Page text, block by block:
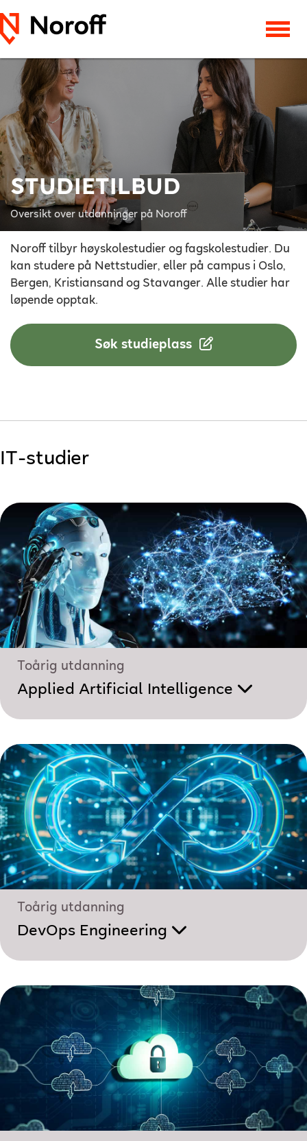
STUDIETILBUD
Oversikt over utdanninger på Noroff
Noroff tilbyr høyskolestudier og fagskolestudier. Du
kan studere på Nettstudier, eller på campus i Oslo,
Bergen, Kristiansand og Stavanger. Alle studier har
løpende opptak.
Søk studieplass
IT-studier
Toårig utdanning
Applied Artificial Intelligence
Toårig utdanning
DevOps Engineering